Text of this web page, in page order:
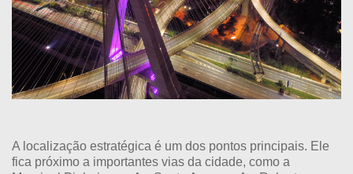
A localização estratégica é um dos pontos principais. Ele
fica próximo a importantes vias da cidade, como a